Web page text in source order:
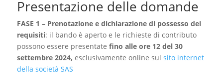
Presentazione delle domande
FASE 1 –Prenotazione e dichiarazione di possesso dei
requisiti: il bando è aperto e le richieste di contributo
possono essere presentate fino alle ore 12 del 30
settembre 2024, esclusivamente online sul sito internet
della società SAS